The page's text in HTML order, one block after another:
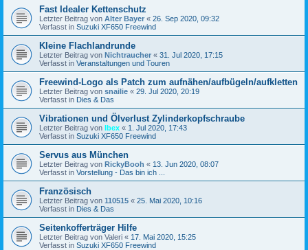
Fast Idealer Kettenschutz
Letzter Beitrag von Alter Bayer « 26. Sep 2020, 09:32
Verfasst in Suzuki XF650 Freewind
Kleine Flachlandrunde
Letzter Beitrag von Nichtraucher « 31. Jul 2020, 17:15
Verfasst in Veranstaltungen und Touren
Freewind-Logo als Patch zum aufnähen/aufbügeln/aufkletten
Letzter Beitrag von snailie « 29. Jul 2020, 20:19
Verfasst in Dies & Das
Vibrationen und Ölverlust Zylinderkopfschraube
Letzter Beitrag von Ibex « 1. Jul 2020, 17:43
Verfasst in Suzuki XF650 Freewind
Servus aus München
Letzter Beitrag von RickyBooh « 13. Jun 2020, 08:07
Verfasst in Vorstellung - Das bin ich ...
Französisch
Letzter Beitrag von 110515 « 25. Mai 2020, 10:16
Verfasst in Dies & Das
Seitenkofferträger Hilfe
Letzter Beitrag von Valeri « 17. Mai 2020, 15:25
Verfasst in Suzuki XF650 Freewind